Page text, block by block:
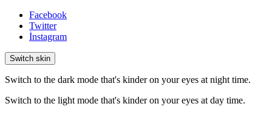
Facebook
Twitter
İnstagram
Switch skin
Switch to the dark mode that's kinder on your eyes at night time.
Switch to the light mode that's kinder on your eyes at day time.